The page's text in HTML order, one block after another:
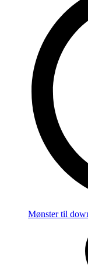
Mønster til